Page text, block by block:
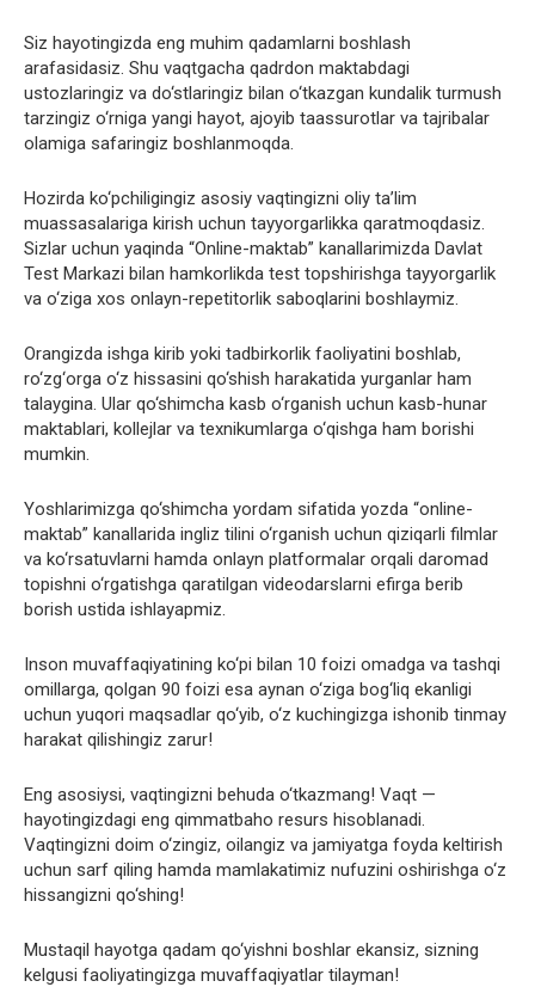
Siz hayotingizda eng muhim qadamlarni boshlash
arafasidasiz. Shu vaqtgacha qadrdon maktabdagi
ustozlaringiz va do‘stlaringiz bilan o‘tkazgan kundalik turmush
tarzingiz o‘rniga yangi hayot, ajoyib taassurotlar va tajribalar
olamiga safaringiz boshlanmoqda.
Hozirda ko‘pchiligingiz asosiy vaqtingizni oliy taʼlim
muassasalariga kirish uchun tayyorgarlikka qaratmoqdasiz.
Sizlar uchun yaqinda “Online-maktab” kanallarimizda Davlat
Test Markazi bilan hamkorlikda test topshirishga tayyorgarlik
va o‘ziga xos onlayn-repetitorlik saboqlarini boshlaymiz.
Orangizda ishga kirib yoki tadbirkorlik faoliyatini boshlab,
ro‘zg‘orga o‘z hissasini qo‘shish harakatida yurganlar ham
talaygina. Ular qo‘shimcha kasb o‘rganish uchun kasb-hunar
maktablari, kollejlar va texnikumlarga o‘qishga ham borishi
mumkin.
Yoshlarimizga qo‘shimcha yordam sifatida yozda “online-
maktab” kanallarida ingliz tilini o‘rganish uchun qiziqarli filmlar
va ko‘rsatuvlarni hamda onlayn platformalar orqali daromad
topishni o‘rgatishga qaratilgan videodarslarni efirga berib
borish ustida ishlayapmiz.
Inson muvaffaqiyatining ko‘pi bilan 10 foizi omadga va tashqi
omillarga, qolgan 90 foizi esa aynan o‘ziga bog‘liq ekanligi
uchun yuqori maqsadlar qo‘yib, o‘z kuchingizga ishonib tinmay
harakat qilishingiz zarur!
Eng asosiysi, vaqtingizni behuda o‘tkazmang! Vaqt —
hayotingizdagi eng qimmatbaho resurs hisoblanadi.
Vaqtingizni doim o‘zingiz, oilangiz va jamiyatga foyda keltirish
uchun sarf qiling hamda mamlakatimiz nufuzini oshirishga o‘z
hissangizni qo‘shing!
Mustaqil hayotga qadam qo‘yishni boshlar ekansiz, sizning
kelgusi faoliyatingizga muvaffaqiyatlar tilayman!